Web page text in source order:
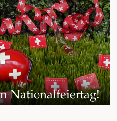
Nationalfeiertag!